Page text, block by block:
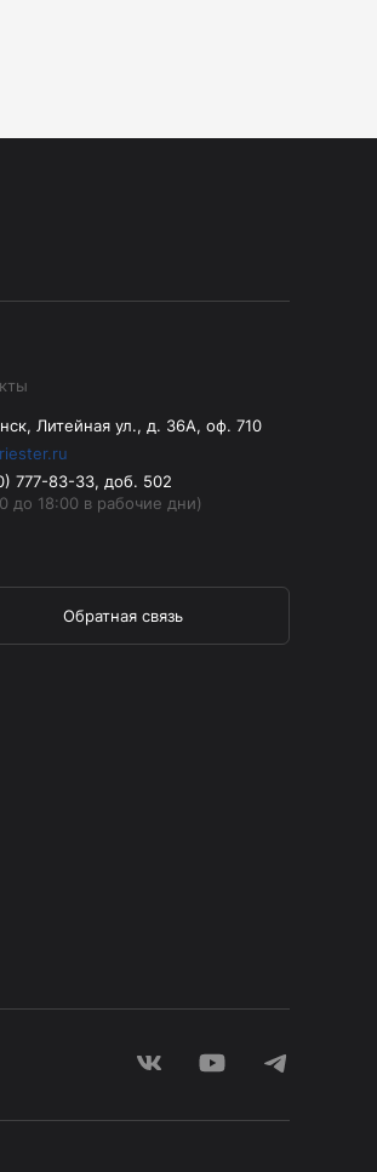
Литейная ул., д. 36А, оф. 710
777-83-33, доб. 502
до 18:00 в рабочие дни)
Обратная связь